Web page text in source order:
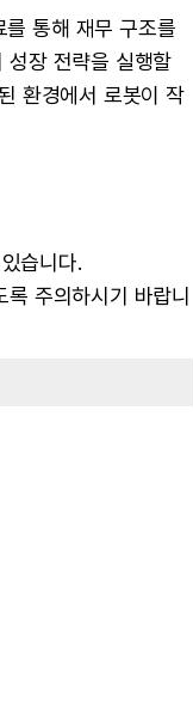
통해 재무 구조를
성장 전략을 실행할
환경에서 로봇이 작
습니다.
주의하시기 바랍니